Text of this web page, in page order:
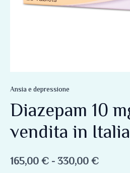
Ansia e depressione
Diazepam 10
vendita in Italia
165,00 € - 330,00 €